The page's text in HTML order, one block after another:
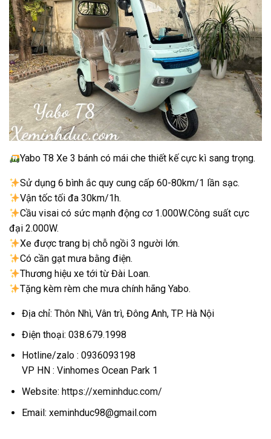
Yabo T8 Xe 3 bánh có mái che thiết kế cực kì sang trọng.
Sử dụng 6 bình ắc quy cung cấp 60-80km/1 lần sạc.
Vận tốc tối đa 30km/1h.
Cầu visai có sức mạnh động cơ 1.000W.Công suất cực
đại 2.000W.
Xe được trang bị chỗ ngồi 3 người lớn.
Có cần gạt mưa bằng điện.
Thương hiệu xe tới từ Đài Loan.
Tặng kèm rèm che mưa chính hãng Yabo.
Địa chỉ: Thôn Nhì, Vân trì, Đông Anh, TP. Hà Nội
Điện thoại: 038.679.1998
Hotline/zalo : 0936093198
VP HN : Vinhomes Ocean Park 1
Website: https://xeminhduc.com/
Email: xeminhduc98@gmail.com